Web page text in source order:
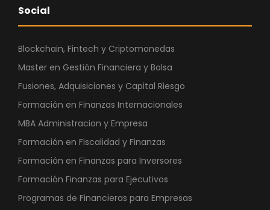
Social
Blockchain, Fintech y Criptomonedas
Master en Gestión Financiera y Bolsa
Fusiones, Adquisiciones y Capital Riesgo
Formación en Finanzas Internacionales
MBA Administracion y Empresa
Formación en Fiscalidad y Finanzas
Formación en Finanzas para Inversores
Formación Finanzas para Ejecutivos
Programas de Financieras para Empresas